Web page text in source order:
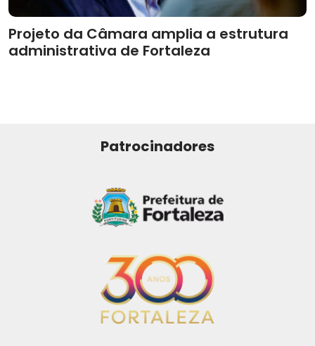
Projeto da Câmara amplia a estrutura
administrativa de Fortaleza
Patrocinadores